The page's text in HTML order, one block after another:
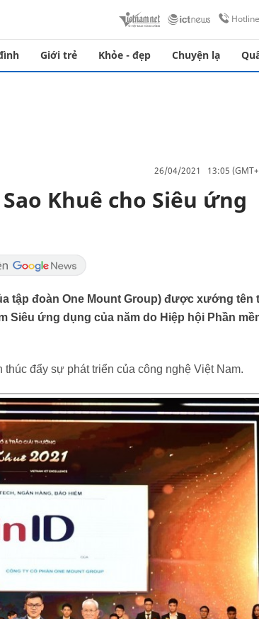
Giới trẻ Khỏe - đẹp Chuyện lạ
26/04/2021 13:05
Khuê cho Siêu ứng
tập đoàn One Mount Group) được xướng tên
Siêu ứng dụng của năm do Hiệp hội Phần
đẩy sự phát triển của công nghệ Việt Nam.